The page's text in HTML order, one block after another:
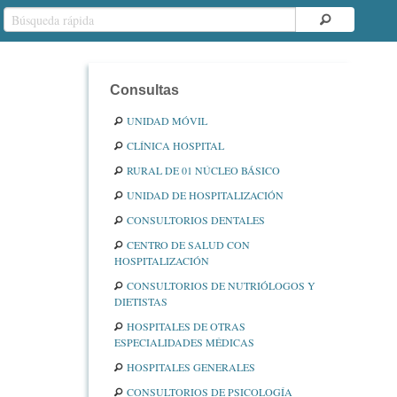
Consultas
UNIDAD MÓVIL
CLÍNICA HOSPITAL
RURAL DE 01 NÚCLEO BÁSICO
UNIDAD DE HOSPITALIZACIÓN
CONSULTORIOS DENTALES
CENTRO DE SALUD CON
HOSPITALIZACIÓN
CONSULTORIOS DE NUTRIÓLOGOS Y
DIETISTAS
HOSPITALES DE OTRAS
ESPECIALIDADES MÉDICAS
HOSPITALES GENERALES
CONSULTORIOS DE PSICOLOGÍA